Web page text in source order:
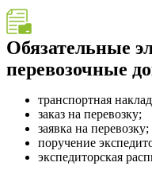
Обязательные
перевозочные
транспортная
заказ на перевозку;
заявка на перевозку;
поручение
экспедиторская